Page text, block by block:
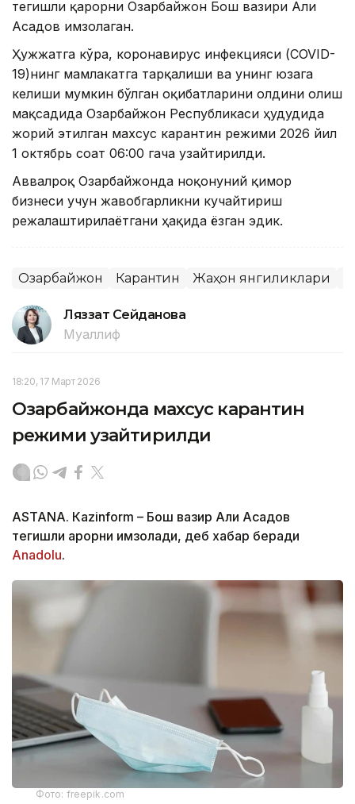
тегишли қарорни Озарбайжон Бош вазири Али
Асадов имзолаган.
Ҳужжатга кўра, коронавирус инфекцияси (COVID-
19)нинг мамлакатга тарқалиши ва унинг юзага
келиши мумкин бўлган оқибатларини олдини олиш
мақсадида Озарбайжон Республикаси ҳудудида
жорий этилган махсус карантин режими 2026 йил
1 октябрь соат 06:00 гача узайтирилди.
Аввалроқ Озарбайжонда ноқонуний қимор
бизнеси учун жавобгарликни кучайтириш
режалаштирилаётгани ҳақида ёзган эдик.
Озарбайжон Карантин Жаҳон янгиликлари
Ляззат Сейданова
Муаллиф
18:20, 17 Март 2026
Озарбайжонда махсус карантин
режими узайтирилди
ASTANА. Кazinform – Бош вазир Али Асадов
тегишли қарорни имзолади, деб хабар беради
Аnadolu.
Фото: freepik.com